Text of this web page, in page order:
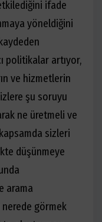
ifade
yöneldiğini
politikalar artıyor,
ve hizmetlerin
şu soruyu
ne üretmeli ve
sizleri
düşünmeye
arama
nerede görmek